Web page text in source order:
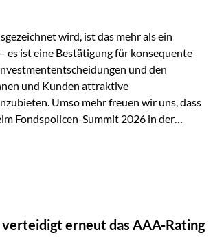
wird, ist das mehr als ein
es ist eine Bestätigung für konsequente
und den
und Kunden attraktive
Umso mehr freuen wir uns, dass
Fondspolicen-Summit 2026 in der
renommierte Fondspolicenreport der
wurden. Das Ergebnis: Die ETF-
Life zählt zu den drei besten Angeboten
ist diese Auszeichnung eine Bestätigung
erneut das AAA-Rating